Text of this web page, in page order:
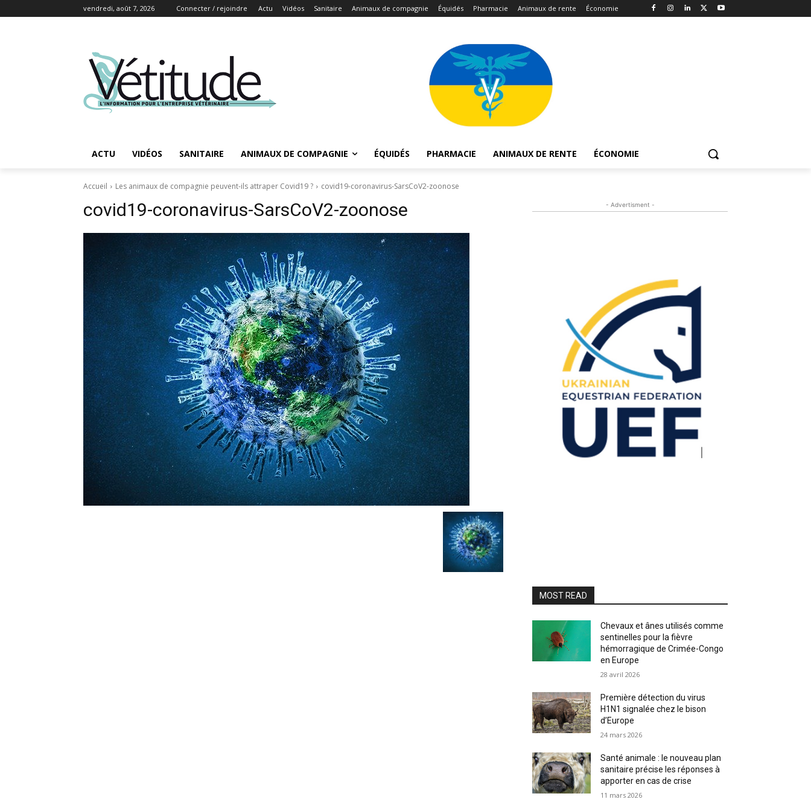
vendredi, août 7, 2026 Connecter / rejoindre Actu Vidéos Sanitaire Animaux de compagnie Équidés Pharmacie Animaux de rente Économie
ACTU VIDÉOS SANITAIRE ANIMAUX DE COMPAGNIE ÉQUIDÉS PHARMACIE ANIMAUX DE RENTE ÉCONOMIE
Accueil Les animaux de compagnie peuvent-ils attraper Covid19 ? covid19-coronavirus-SarsCoV2-zoonose
covid19-coronavirus-SarsCoV2-zoonose - Advertisment -
MOST READ
Chevaux et ânes utilisés comme
sentinelles pour la fièvre
hémorragique de Crimée-Congo
en Europe
28 avril 2026
Première détection du virus
H1N1 signalée chez le bison
d’Europe
24 mars 2026
Santé animale : le nouveau plan
sanitaire précise les réponses à
apporter en cas de crise
11 mars 2026